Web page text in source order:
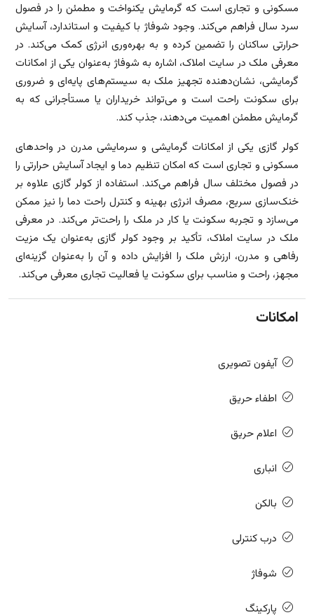
مسکونی و تجاری است که گرمایش یکنواخت و مطمئن را در فصول
سرد سال فراهم می‌کند. وجود شوفاژ با کیفیت و استاندارد، آسایش
حرارتی ساکنان را تضمین کرده و به بهره‌وری انرژی کمک می‌کند. در
معرفی ملک در سایت املاک، اشاره به شوفاژ به‌عنوان یکی از امکانات
گرمایشی، نشان‌دهنده تجهیز ملک به سیستم‌های پایه‌ای و ضروری
برای سکونت راحت است و می‌تواند خریداران یا مستأجرانی که به
گرمایش مطمئن اهمیت می‌دهند، جذب کند.
کولر گازی یکی از امکانات گرمایشی و سرمایشی مدرن در واحدهای
مسکونی و تجاری است که امکان تنظیم دما و ایجاد آسایش حرارتی را
در فصول مختلف سال فراهم می‌کند. استفاده از کولر گازی علاوه بر
خنک‌سازی سریع، مصرف انرژی بهینه و کنترل راحت دما را نیز ممکن
می‌سازد و تجربه سکونت یا کار در ملک را راحت‌تر می‌کند. در معرفی
ملک در سایت املاک، تأکید بر وجود کولر گازی به‌عنوان یک مزیت
رفاهی و مدرن، ارزش ملک را افزایش داده و آن را به‌عنوان گزینه‌ای
مجهز، راحت و مناسب برای سکونت یا فعالیت تجاری معرفی می‌کند.
امکانات
آیفون تصویری
اطفاء حریق
اعلام حریق
انباری
بالکن
درب کنترلی
شوفاژ
پارکینگ